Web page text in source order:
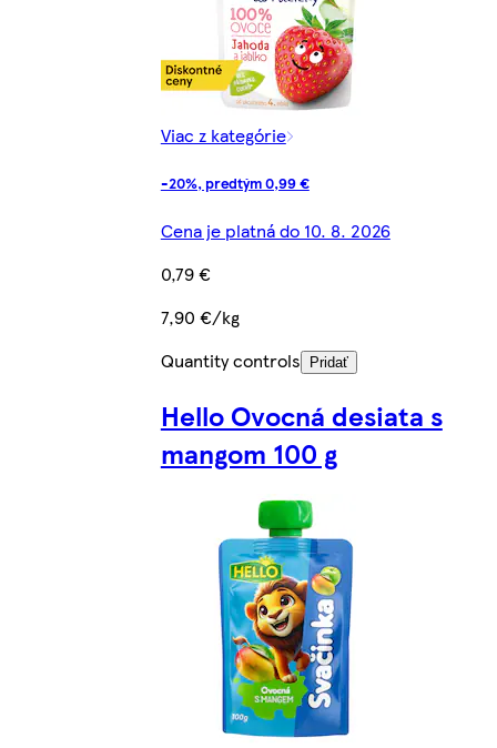
Viac z kategórie
-20%, predtým 0,99 €
Cena je platná do 10. 8. 2026
0,79 €
7,90 €/kg
Quantity controls
Pridať
Hello Ovocná desiata s
mangom 100 g